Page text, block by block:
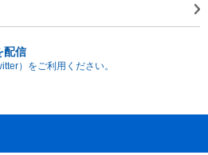
配信
）をご利用ください。